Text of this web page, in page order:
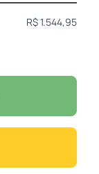
R$ 1.544,95